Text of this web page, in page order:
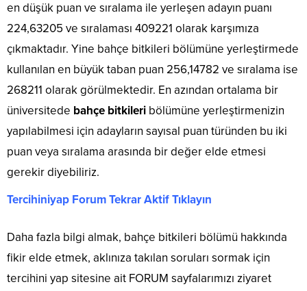
en düşük puan ve sıralama ile yerleşen adayın puanı
224,63205 ve sıralaması 409221 olarak karşımıza
çıkmaktadır. Yine bahçe bitkileri bölümüne yerleştirmede
kullanılan en büyük taban puan 256,14782 ve sıralama ise
268211 olarak görülmektedir. En azından ortalama bir
üniversitede bahçe bitkileri bölümüne yerleştirmenizin
yapılabilmesi için adayların sayısal puan türünden bu iki
puan veya sıralama arasında bir değer elde etmesi
gerekir diyebiliriz.
Tercihiniyap Forum Tekrar Aktif Tıklayın
Daha fazla bilgi almak, bahçe bitkileri bölümü hakkında
fikir elde etmek, aklınıza takılan soruları sormak için
tercihini yap sitesine ait FORUM sayfalarımızı ziyaret